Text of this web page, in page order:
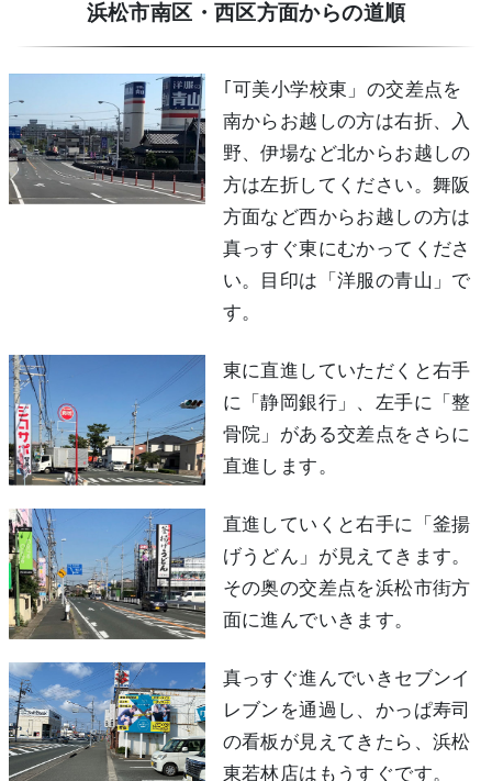
浜松市南区・西区方面からの道順
｢可美小学校東」の交差点を
南からお越しの方は右折、入
野、伊場など北からお越しの
方は左折してください。舞阪
方面など西からお越しの方は
真っすぐ東にむかってくださ
い。目印は「洋服の青山」で
す。
東に直進していただくと右手
に「静岡銀行」、左手に「整
骨院」がある交差点をさらに
直進します。
直進していくと右手に「釜揚
げうどん」が見えてきます。
その奥の交差点を浜松市街方
面に進んでいきます。
真っすぐ進んでいきセブンイ
レブンを通過し、かっぱ寿司
の看板が見えてきたら、浜松
東若林店はもうすぐです。